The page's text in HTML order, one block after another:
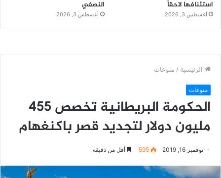
استئنافها لاحقاً
أغسطس 3, 2026
النصفي
أغسطس 3, 2026